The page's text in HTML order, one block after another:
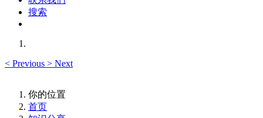
搜索
< Previous > Next
你的位置
首页